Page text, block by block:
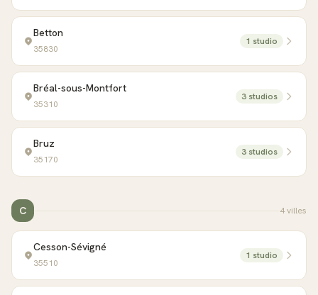
Betton
35830
1 studio
Bréal-sous-Montfort
35310
3 studios
Bruz
35170
3 studios
C 4villes
Cesson-Sévigné
35510
1 studio